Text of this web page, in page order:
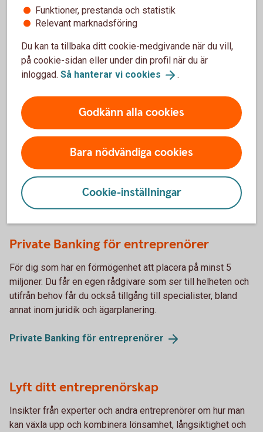
Young family with baby going over finances at home
Hur finansierar du ett
företagsköp?
Ett företagsköp är ofta en stor investering. Med en
och tiden efter övertagandet skapar du bättre
förutsättningar för en bra start.
Så finansierar du ett företagsköp
Du kanske också är intresserad av
Private Banking för entreprenörer
För dig som har en förmögenhet att placera på minst 5
miljoner. Du får en egen rådgivare som ser till helheten och
utifrån behov får du också tillgång till specialister, bland
annat inom juridik och ägarplanering.
Private Banking för entreprenörer
Lyft ditt entreprenörskap
Insikter från experter och andra entreprenörer om hur man
kan växla upp och kombinera lönsamhet, långsiktighet och
Funktioner, prestanda och statistik
Relevant marknadsföring
Du kan ta tillbaka ditt cookie-medgivande när du vill,
på cookie-sidan eller under din profil när du är
inloggad. Så hanterar vi cookies .
Godkänn alla cookies
Bara nödvändiga cookies
Cookie-inställningar